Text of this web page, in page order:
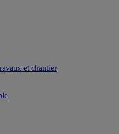
et chantier